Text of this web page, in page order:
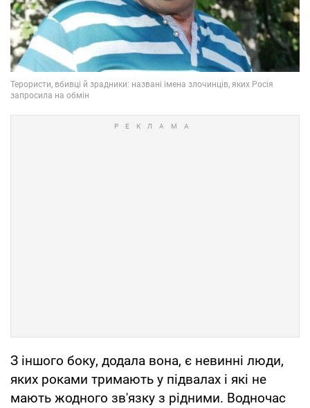
З іншого боку, додала вона, є невинні люди,
яких роками тримають у підвалах і які не
мають жодного зв'язку з рідними. Водночас